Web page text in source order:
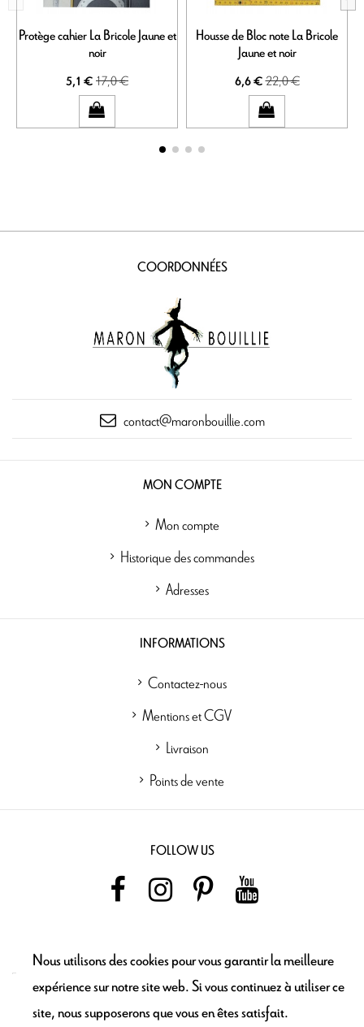
Protège cahier La Bricole Jaune et
noir
5,1 €17,0 €
Housse de Bloc note La Bricole
Jaune et noir
6,6 €22,0 €
COORDONNÉES
contact@maronbouillie.com
MON COMPTE
Mon compte
Historique des commandes
Adresses
INFORMATIONS
Contactez-nous
Mentions et CGV
Livraison
Points de vente
FOLLOW US
Nous utilisons des cookies pour vous garantir la meilleure
expérience sur notre site web. Si vous continuez à utiliser ce
site, nous supposerons que vous en êtes satisfait.